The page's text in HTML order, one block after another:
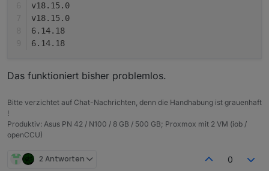
45 error errno -4058
46 error enoent An unknown git error occurred
47 error enoent This is related to npm not
47 error enoent
50 verbose unfinished npm timer reify
52 verbose unfinished npm timer
54 error A complete log of this run can be
v18.15.0
v18.15.0
6.14.18
6.14.18
Das funktioniert bisher problemlos.
Bitte verzichtet auf Chat-Nachrichten, denn die Handhabung ist grauenhaft
!
Produktiv: Asus PN 42 / N100 / 8 GB / 500 GB; Proxmox mit 2 VM (iob /
openCCU)
2 Antworten 0